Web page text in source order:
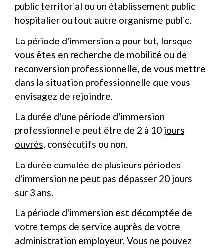
public territorial ou un établissement public
hospitalier ou tout autre organisme public.
La période d'immersion a pour but, lorsque
vous êtes en recherche de mobilité ou de
reconversion professionnelle, de vous mettre
dans la situation professionnelle que vous
envisagez de rejoindre.
La durée d'une période d'immersion
professionnelle peut être de 2 à 10 jours
ouvrés, consécutifs ou non.
La durée cumulée de plusieurs périodes
d'immersion ne peut pas dépasser 20 jours
sur 3 ans.
La période d'immersion est décomptée de
votre temps de service auprès de votre
administration employeur. Vous ne pouvez